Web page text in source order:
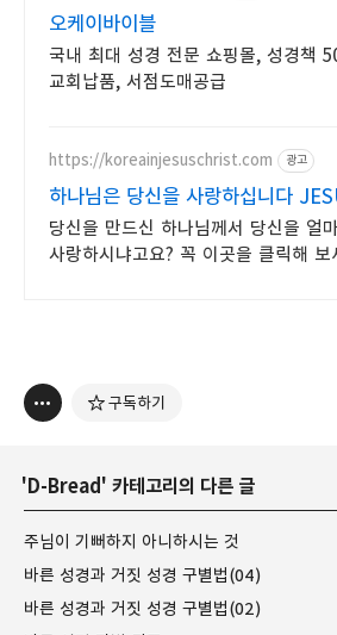
오케이바이블
국내 최대 성경 전문 쇼핑몰, 성경책
교회납품, 서점도매공급
https://koreainjesuschrist.com 광고
하나님은 당신을 사랑하십니다
당신을 만드신 하나님께서 당신을 얼
사랑하시냐고요? 꼭 이곳을 클릭해 보
구독하기
'D-Bread ' 카테고리의 다른 글
주님이 기뻐하지 아니하시는 것
바른 성경과 거짓 성경 구별법(04)
바른 성경과 거짓 성경 구별법(02)